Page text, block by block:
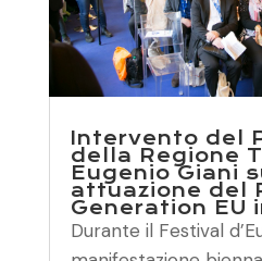
Intervento del
della Regione
Eugenio Giani
attuazione del
Generation EU
Durante il Festival